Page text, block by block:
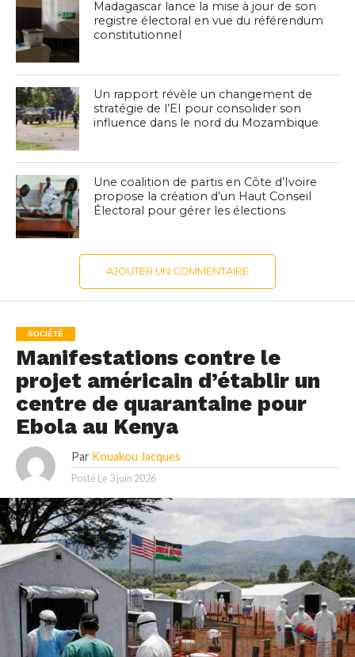
Madagascar lance la mise à jour de son
registre électoral en vue du référendum
constitutionnel
Un rapport révèle un changement de
stratégie de l’EI pour consolider son
influence dans le nord du Mozambique
Une coalition de partis en Côte d’Ivoire
propose la création d’un Haut Conseil
Électoral pour gérer les élections
AJOUTER UN COMMENTAIRE
SOCIÉTÉ
Manifestations contre le
projet américain d’établir un
centre de quarantaine pour
Ebola au Kenya
Par Kouakou Jacques
Posté Le 3 juin 2026